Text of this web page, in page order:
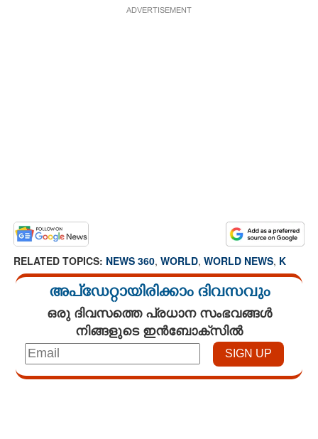
ADVERTISEMENT
RELATED TOPICS: NEWS 360, WORLD, WORLD NEWS, K
അപ്ഡേറ്റായിരിക്കാം ദിവസവും
ഒരു ദിവസത്തെ പ്രധാന സംഭവങ്ങൾ
നിങ്ങളുടെ ഇൻബോക്സിൽ